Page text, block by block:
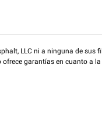
LLC ni a ninguna de sus
garantías en cuanto a